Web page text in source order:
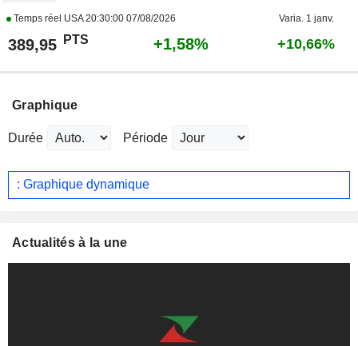
Temps réel USA20:30:00 07/08/2026 Varia. 1 janv.
389,95 PTS +1,58% +10,66%
Graphique
Durée Période
: Graphique dynamique
Actualités à la une